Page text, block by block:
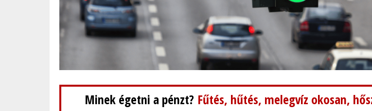
Minek égetni a pénzt? Fűtés, hűtés, melegvíz okosan,